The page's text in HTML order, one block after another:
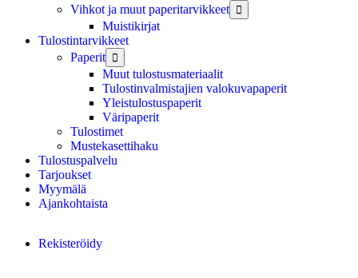
Vihkot ja muut paperitarvikkeet

Muistikirjat
Tulostintarvikkeet
Paperit

Muut tulostusmateriaalit
Tulostinvalmistajien valokuvapaperit
Yleistulostuspaperit
Väripaperit
Tulostimet
Mustekasettihaku
Tulostuspalvelu
Tarjoukset
Myymälä
Ajankohtaista
Rekisteröidy